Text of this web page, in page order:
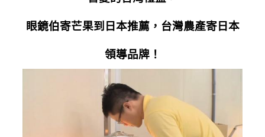
眼鏡伯寄芒果到日本推薦，台灣農產寄日本
領導品牌！